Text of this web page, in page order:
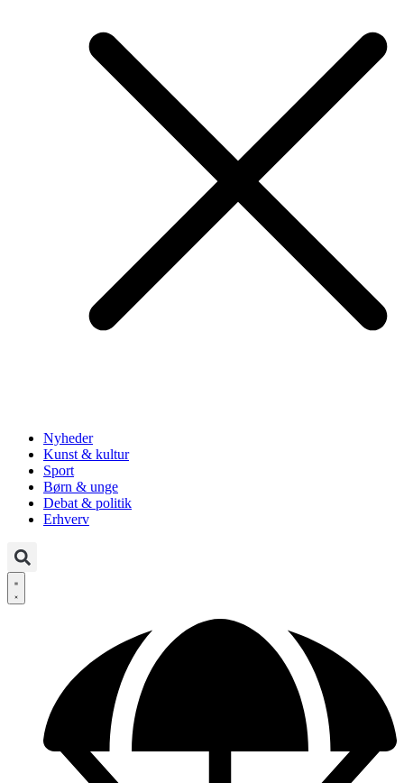
Nyheder
Kunst & kultur
Sport
Børn & unge
Debat & politik
Erhverv